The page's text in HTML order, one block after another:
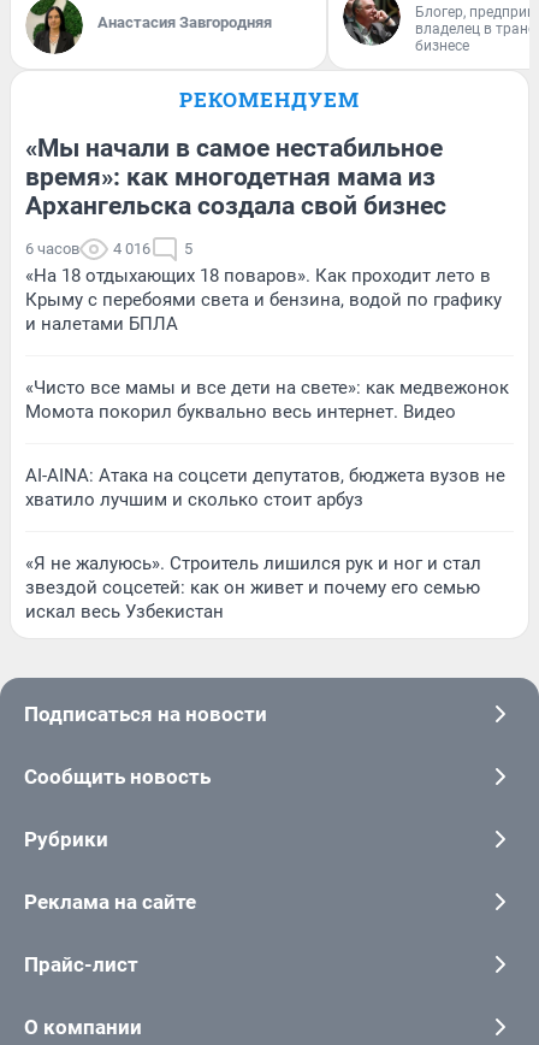
Анастасия Завгородняя
Блогер,
владелец в
бизнесе
РЕКОМЕНДУЕМ
«Мы начали в самое нестабильное
время»: как многодетная мама из
Архангельска создала свой бизнес
6 часов 4 016 5
«На 18 отдыхающих 18 поваров». Как проходит лето в
Крыму с перебоями света и бензина, водой по графику
и налетами БПЛА
«Чисто все мамы и все дети на свете»: как медвежонок
Момота покорил буквально весь интернет. Видео
AI-AINA: Атака на соцсети депутатов, бюджета вузов не
хватило лучшим и сколько стоит арбуз
«Я не жалуюсь». Строитель лишился рук и ног и стал
звездой соцсетей: как он живет и почему его семью
искал весь Узбекистан
Подписаться на новости
Сообщить новость
Рубрики
Реклама на сайте
Прайс-лист
О компании